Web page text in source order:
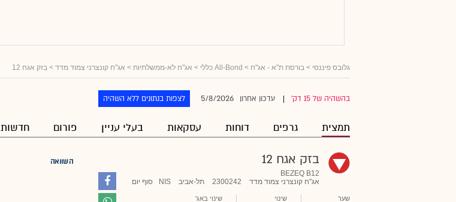
גלובס פיננסי > בורסת ת"א - אג"ח > All-Bond כללי > אג"ח לא-ממשלתיות > אג"ח קונצרני צמוד מדד > בזק אגח 12
בהשהיה של 15 דק' עדכון אחרון 5/8/2026 לצפות בנתונים ללא השהיה
תמצית גרפים דוחות עסקאות בעלי עניין פורום חדשות
בזק אגח 12
BEZEQ B12
אג"ח קונצרני צמוד מדד
2300242 תל-אביב NIS סוף יום
שער שינוי שינוי באג'
השוואה